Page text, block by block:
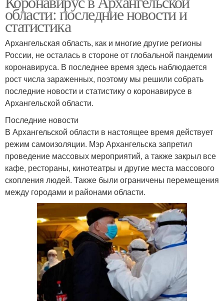
области: последние новости и
статистика
Архангельская область, как и многие другие регионы
России, не осталась в стороне от глобальной пандемии
коронавируса. В последнее время здесь наблюдается
рост числа зараженных, поэтому мы решили собрать
последние новости и статистику о коронавирусе в
Архангельской области.
Последние новости
В Архангельской области в настоящее время действует
режим самоизоляции. Мэр Архангельска запретил
проведение массовых мероприятий, а также закрыл все
кафе, рестораны, кинотеатры и другие места массового
скопления людей. Также были ограничены перемещения
между городами и районами области.